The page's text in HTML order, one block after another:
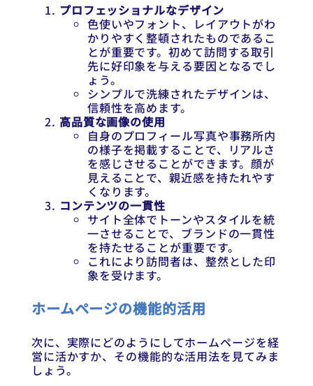
プロフェッショナルなデザイン
色使いやフォント、レイアウトがわ
かりやすく整頓されたものであるこ
とが重要です。初めて訪問する取引
先に好印象を与える要因となるでし
ょう。
シンプルで洗練されたデザインは、
信頼性を高めます。
高品質な画像の使用
自身のプロフィール写真や事務所内
の様子を掲載することで、リアルさ
を感じさせることができます。顔が
見えることで、親近感を持たれやす
くなります。
コンテンツの一貫性
サイト全体でトーンやスタイルを統
一させることで、ブランドの一貫性
を持たせることが重要です。
これにより訪問者は、整然とした印
象を受けます。
ホームページの機能的活用
次に、実際にどのようにしてホームページを経
営に活かすか、その機能的な活用法を見てみま
しょう。